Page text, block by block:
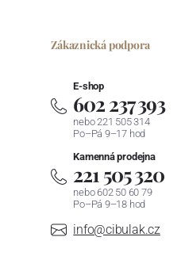
Zákaznická podpora
E-shop
602 237 393
nebo 221 505 314
Po–Pá 9–17 hod
Kamenná prodejna
221 505 320
nebo 602 50 60 79
Po–Pá 9–18 hod
info@cibulak.cz